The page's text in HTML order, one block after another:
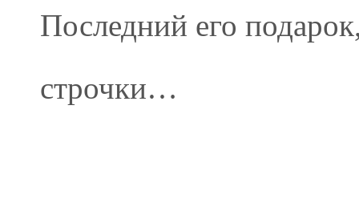
Последний его
строчки…